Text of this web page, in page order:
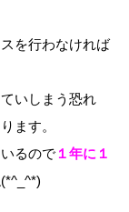
を行わなければ
いしまう恐れ
ます。
るので １年に１